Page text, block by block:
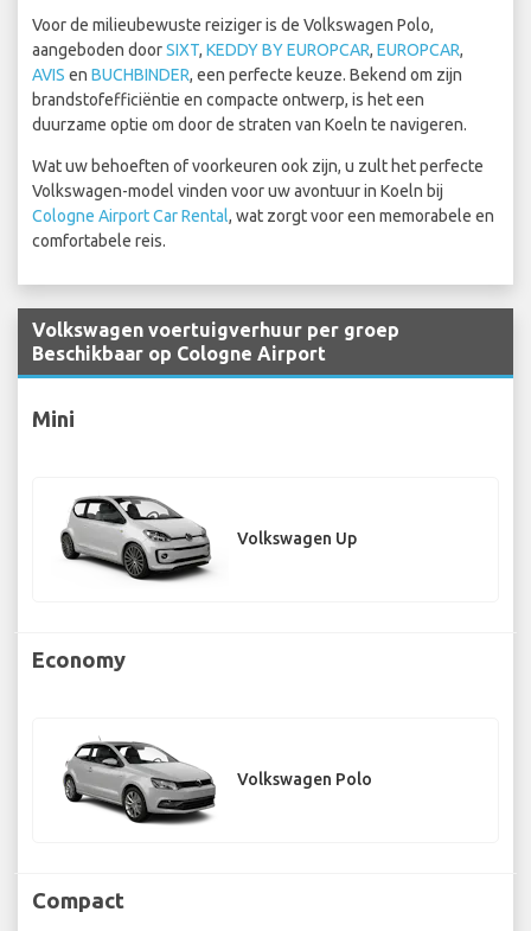
Voor de milieubewuste reiziger is de Volkswagen Polo,
aangeboden doorSIXT, KEDDY BY EUROPCAR, EUROPCAR,
AVIS en BUCHBINDER, een perfecte keuze. Bekend om zijn
brandstofefficiëntie en compacte ontwerp, is het een
duurzame optie om door de straten van Koeln te navigeren.
Wat uw behoeften of voorkeuren ook zijn, u zult het perfecte
Volkswagen-model vinden voor uw avontuur in Koeln bij
Cologne Airport Car Rental, wat zorgt voor een memorabele en
comfortabele reis.
Volkswagen voertuigverhuur per groep
Beschikbaar op Cologne Airport
Mini
Volkswagen Up
Economy
Volkswagen Polo
Compact